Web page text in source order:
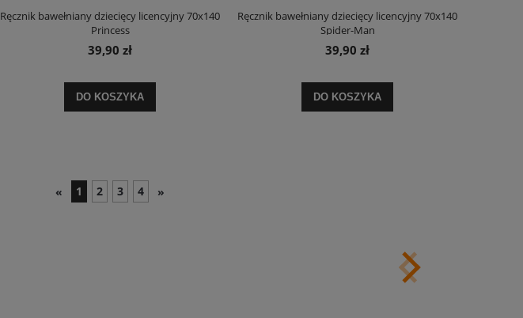
Ręcznik bawełniany dziecięcy licencyjny 70x140
Princess
39,90 zł
DO KOSZYKA
Ręcznik bawełniany dziecięcy licencyjny 70x140
Spider-Man
39,90 zł
DO KOSZYKA
« 1 2 3 4 »